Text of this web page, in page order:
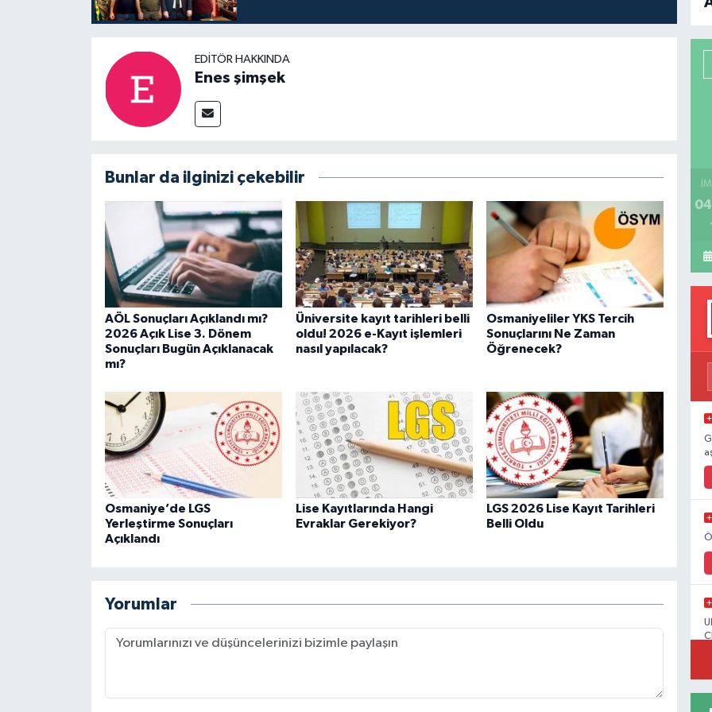
EDITÖR HAKKINDA
Enes şimşek
Bunlar da ilginizi çekebilir
AÖL Sonuçları Açıklandı mı?
2026 Açık Lise 3. Dönem
Sonuçları Bugün Açıklanacak
mı?
Üniversite kayıt tarihleri belli
oldu! 2026 e-Kayıt işlemleri
nasıl yapılacak?
Osmaniyeliler YKS Tercih
Sonuçlarını Ne Zaman
Öğrenecek?
Osmaniye’de LGS
Yerleştirme Sonuçları
Açıklandı
Lise Kayıtlarında Hangi
Evraklar Gerekiyor?
LGS 2026 Lise Kayıt Tarihleri
Belli Oldu
Yorumlar